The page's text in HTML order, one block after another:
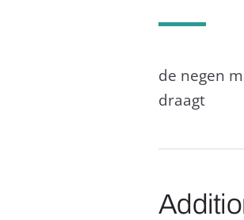
de negen
draagt